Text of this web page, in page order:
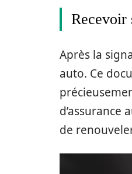
Recevoir
Après la
auto. Ce
d’assurance
de